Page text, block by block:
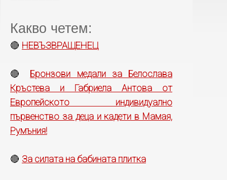
Какво четем:
🔴 НЕВЪЗВРАЩЕНЕЦ
🔴
Бронзови медали за Белослава
Кръстева и Габриела Антова от
Европейското индивидуално
първенство за деца и кадети в Мамая,
Румъния!
🔴 За силата на бабината плитка